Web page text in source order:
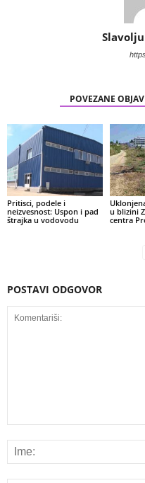
POVEZANE
Pritisci, podele i
neizvesnost: Uspon i pad
štrajka u vodovodu
u blizini
centra
POSTAVI ODGOVOR